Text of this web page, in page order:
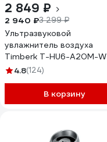
2 849 ₽
2 940 ₽3 299 ₽
Ультразвуковой
увлажнитель воздуха
Timberk T-HU6-A20M-W
4.8(124)
В корзину